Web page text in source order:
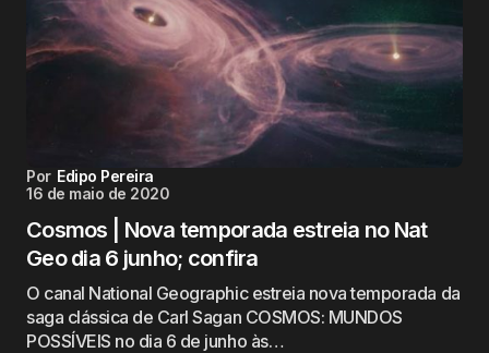
Por Edipo Pereira
16 de maio de 2020
Cosmos | Nova temporada estreia no Nat
Geo dia 6 junho; confira
O canal National Geographic estreia nova temporada da
saga clássica de Carl Sagan COSMOS: MUNDOS
POSSÍVEIS no dia 6 de junho às…